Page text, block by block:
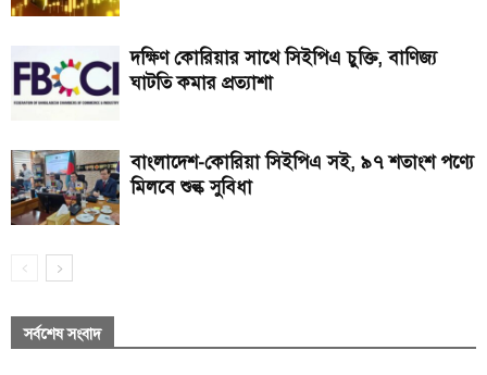
দক্ষিণ কোরিয়ার সাথে সিইপিএ চুক্তি, বাণিজ্য
ঘাটতি কমার প্রত্যাশা
বাংলাদেশ-কোরিয়া সিইপিএ সই, ৯৭ শতাংশ পণ্যে
মিলবে শুল্ক সুবিধা
সর্বশেষ সংবাদ